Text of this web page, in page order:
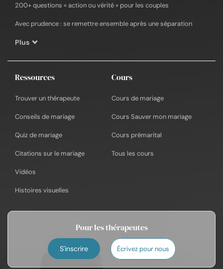
200+ questions « action ou vérité » pour les couples
Avec prudence : se remettre ensemble après une séparation
Plus
Ressources
Trouver un thérapeute
Conseils de mariage
Quiz de mariage
Citations sur le mariage
Vidéos
Histoires visuelles
Cours
Cours de mariage
Cours Sauver mon mariage
Cours prémarital
Tous les cours
Pour les thérapeutes
S'inscrire Écrivez pour nous